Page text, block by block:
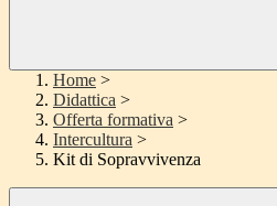
Home >
Didattica >
Offerta formativa >
Intercultura >
Kit di Sopravvivenza